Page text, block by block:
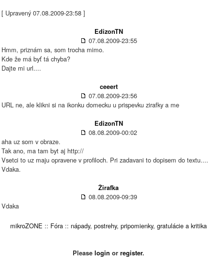
[ Upravený 07.08.2009-23:58 ]
EdizonTN
07.08.2009-23:55
Hmm, priznám sa, som trocha mimo.
Kde že má byť tá chyba?
Dajte mi url....
ceeert
07.08.2009-23:56
URL ne, ale klikni si na ikonku domecku u prispevku zirafky a me
EdizonTN
08.08.2009-00:02
aha uz som v obraze.
Tak ano, ma tam byt aj http://
Vsetci to uz maju opravene v profiloch. Pri zadavani to dopisem do textu....
Vdaka.
Žirafka
08.08.2009-09:39
Vdaka
mikroZONE :: Fóra :: nápady, postrehy, pripomienky, gratulácie a kritika
Please login or register.